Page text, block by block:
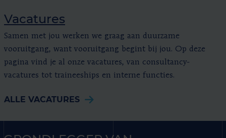
Vacatures
Samen met jou werken we graag aan duurzame
vooruitgang, want vooruitgang begint bij jou. Op deze
pagina vind je al onze vacatures, van consultancy-
vacatures tot traineeships en interne functies.
ALLE VACATURES